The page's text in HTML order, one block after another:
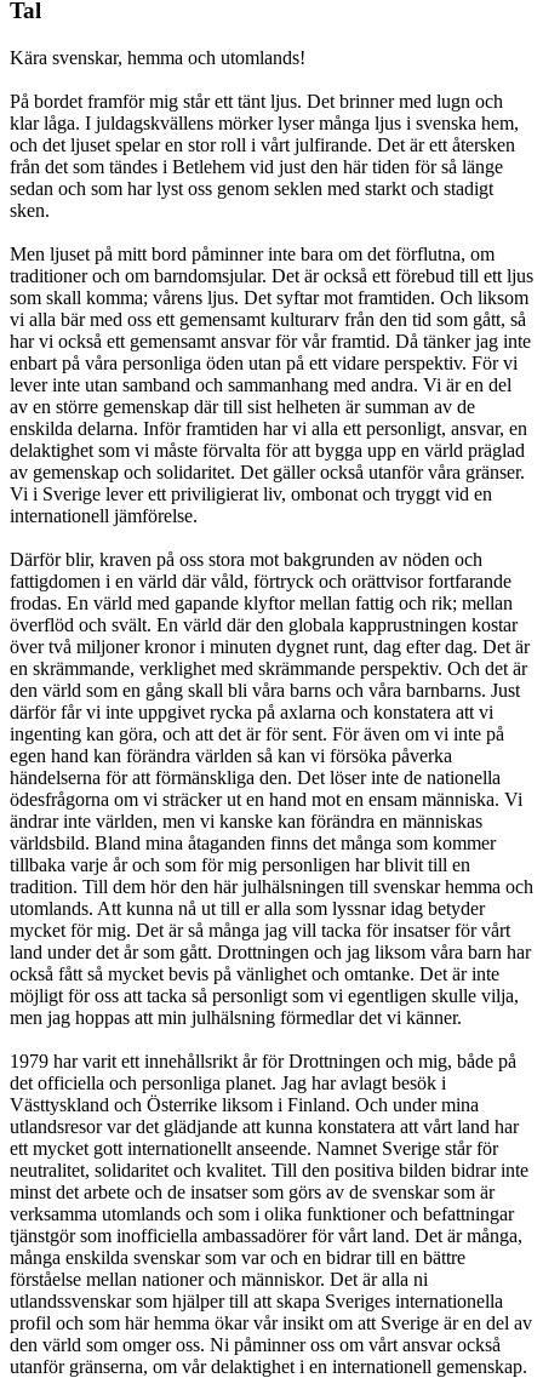
Tal
Kära svenskar, hemma och utomlands!
På bordet framför mig står ett tänt ljus. Det brinner med lugn och
klar låga. I juldagskvällens mörker lyser många ljus i svenska hem,
och det ljuset spelar en stor roll i vårt julfirande. Det är ett återsken
från det som tändes i Betlehem vid just den här tiden för så länge
sedan och som har lyst oss genom seklen med starkt och stadigt
sken.
Men ljuset på mitt bord påminner inte bara om det förflutna, om
traditioner och om barndomsjular. Det är också ett förebud till ett ljus
som skall komma; vårens ljus. Det syftar mot framtiden. Och liksom
vi alla bär med oss ett gemensamt kulturarv från den tid som gått, så
har vi också ett gemensamt ansvar för vår framtid. Då tänker jag inte
enbart på våra personliga öden utan på ett vidare perspektiv. För vi
lever inte utan samband och sammanhang med andra. Vi är en del
av en större gemenskap där till sist helheten är summan av de
enskilda delarna. Inför framtiden har vi alla ett personligt, ansvar, en
delaktighet som vi måste förvalta för att bygga upp en värld präglad
av gemenskap och solidaritet. Det gäller också utanför våra gränser.
Vi i Sverige lever ett priviligierat liv, ombonat och tryggt vid en
internationell jämförelse.
Därför blir, kraven på oss stora mot bakgrunden av nöden och
fattigdomen i en värld där våld, förtryck och orättvisor fortfarande
frodas. En värld med gapande klyftor mellan fattig och rik; mellan
överflöd och svält. En värld där den globala kapprustningen kostar
över två miljoner kronor i minuten dygnet runt, dag efter dag. Det är
en skrämmande, verklighet med skrämmande perspektiv. Och det är
den värld som en gång skall bli våra barns och våra barnbarns. Just
därför får vi inte uppgivet rycka på axlarna och konstatera att vi
ingenting kan göra, och att det är för sent. För även om vi inte på
egen hand kan förändra världen så kan vi försöka påverka
händelserna för att förmänskliga den. Det löser inte de nationella
ödesfrågorna om vi sträcker ut en hand mot en ensam människa. Vi
ändrar inte världen, men vi kanske kan förändra en människas
världsbild. Bland mina åtaganden finns det många som kommer
tillbaka varje år och som för mig personligen har blivit till en
tradition. Till dem hör den här julhälsningen till svenskar hemma och
utomlands. Att kunna nå ut till er alla som lyssnar idag betyder
mycket för mig. Det är så många jag vill tacka för insatser för vårt
land under det år som gått. Drottningen och jag liksom våra barn har
också fått så mycket bevis på vänlighet och omtanke. Det är inte
möjligt för oss att tacka så personligt som vi egentligen skulle vilja,
men jag hoppas att min julhälsning förmedlar det vi känner.
1979 har varit ett innehållsrikt år för Drottningen och mig, både på
det officiella och personliga planet. Jag har avlagt besök i
Västtyskland och Österrike liksom i Finland. Och under mina
utlandsresor var det glädjande att kunna konstatera att vårt land har
ett mycket gott internationellt anseende. Namnet Sverige står för
neutralitet, solidaritet och kvalitet. Till den positiva bilden bidrar inte
minst det arbete och de insatser som görs av de svenskar som är
verksamma utomlands och som i olika funktioner och befattningar
tjänstgör som inofficiella ambassadörer för vårt land. Det är många,
många enskilda svenskar som var och en bidrar till en bättre
förståelse mellan nationer och människor. Det är alla ni
utlandssvenskar som hjälper till att skapa Sveriges internationella
profil och som här hemma ökar vår insikt om att Sverige är en del av
den värld som omger oss. Ni påminner oss om vårt ansvar också
utanför gränserna, om vår delaktighet i en internationell gemenskap.